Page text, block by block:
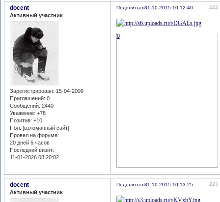
Поделиться 222
31-10-2015 10:12:40
docent
Активный участник
Зарегистрирован: 15-04-2009
Приглашений: 0
Сообщений: 2440
Уважение: +78
Позитив: +10
Пол: [взломанный сайт]
Провел на форуме:
20 дней 6 часов
Последний визит:
11-01-2026 08:20:02
0
Поделиться 223
31-10-2015 10:13:25
docent
Активный участник